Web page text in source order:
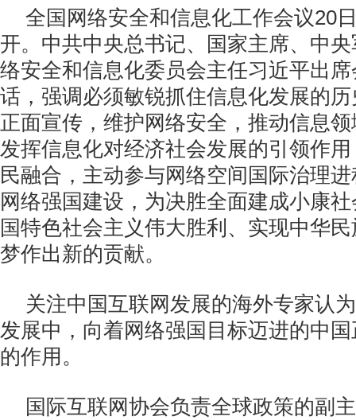
全国网络安全和信息化工作会议20
开。中共中央总书记、国家主席、中
络安全和信息化委员会主任习近平出
话，强调必须敏锐抓住信息化发展的
正面宣传，维护网络安全，推动信息
发挥信息化对经济社会发展的引领作
民融合，主动参与网络空间国际治理
网络强国建设，为决胜全面建成小康
国特色社会主义伟大胜利、实现中华
梦作出新的贡献。
关注中国互联网发展的海外专家认
发展中，向着网络强国目标迈进的中
的作用。
国际互联网协会负责全球政策的副